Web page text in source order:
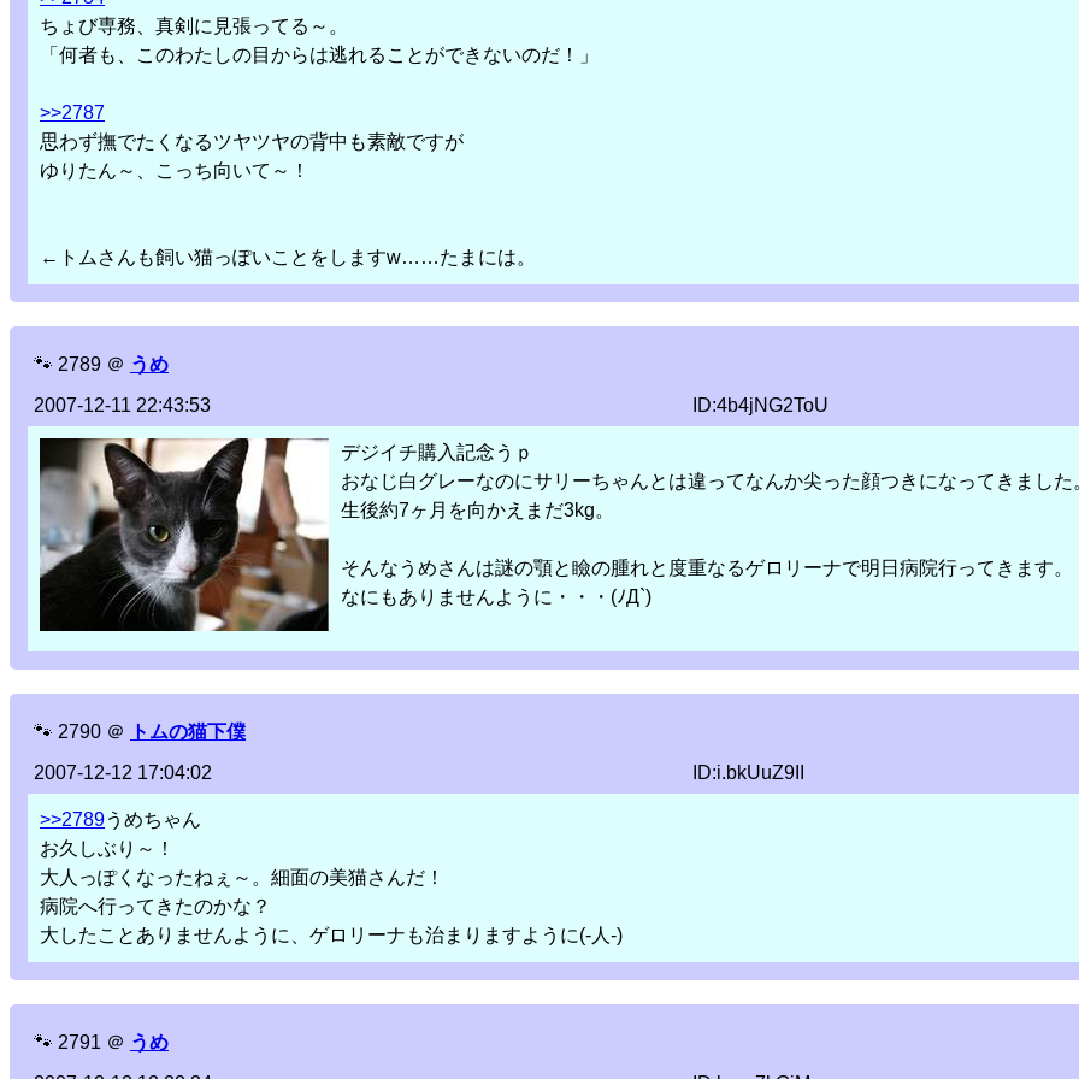
ちょび専務、真剣に見張ってる～。
「何者も、このわたしの目からは逃れることができないのだ！」
>>2787
思わず撫でたくなるツヤツヤの背中も素敵ですが
ゆりたん～、こっち向いて～！
←トムさんも飼い猫っぽいことをしますw……たまには。
🐾 2789 ＠ うめ
2007-12-11 22:43:53
ID:4b4jNG2ToU
デジイチ購入記念うｐ
おなじ白グレーなのにサリーちゃんとは違ってなんか尖った顔つきになってきました
生後約7ヶ月を向かえまだ3kg。
そんなうめさんは謎の顎と瞼の腫れと度重なるゲロリーナで明日病院行ってきます。
なにもありませんように・・・(ﾉД`)
🐾 2790 ＠
トムの猫下僕
2007-12-12 17:04:02
ID:i.bkUuZ9II
>>2789うめちゃん
お久しぶり～！
大人っぽくなったねぇ～。細面の美猫さんだ！
病院へ行ってきたのかな？
大したことありませんように、ゲロリーナも治まりますように(-人-)
🐾 2791 ＠ うめ